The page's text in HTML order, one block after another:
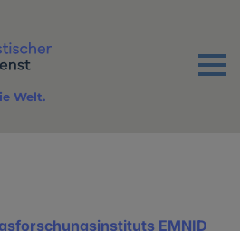
Menu
Welt.
EMNID